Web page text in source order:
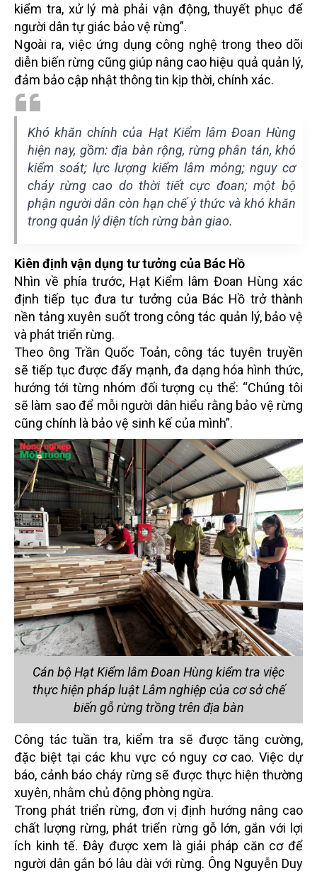
kiểm tra, xử lý mà phải vận động, thuyết phục để
người dân tự giác bảo vệ rừng”.
Ngoài ra, việc ứng dụng công nghệ trong theo dõi
diễn biến rừng cũng giúp nâng cao hiệu quả quản lý,
đảm bảo cập nhật thông tin kịp thời, chính xác.
Khó khăn chính của Hạt Kiểm lâm Đoan Hùng
hiện nay, gồm: địa bàn rộng, rừng phân tán, khó
kiểm soát; lực lượng kiểm lâm mỏng; nguy cơ
cháy rừng cao do thời tiết cực đoan; một bộ
phận người dân còn hạn chế ý thức và khó khăn
trong quản lý diện tích rừng bàn giao.
Kiên định vận dụng tư tưởng của Bác Hồ
Nhìn về phía trước, Hạt Kiểm lâm Đoan Hùng xác
định tiếp tục đưa tư tưởng của Bác Hồ trở thành
nền tảng xuyên suốt trong công tác quản lý, bảo vệ
và phát triển rừng.
Theo ông Trần Quốc Toản, công tác tuyên truyền
sẽ tiếp tục được đẩy mạnh, đa dạng hóa hình thức,
hướng tới từng nhóm đối tượng cụ thể: “Chúng tôi
sẽ làm sao để mỗi người dân hiểu rằng bảo vệ rừng
cũng chính là bảo vệ sinh kế của mình”.
Cán bộ Hạt Kiểm lâm Đoan Hùng kiểm tra việc
thực hiện pháp luật Lâm nghiệp của cơ sở chế
biến gỗ rừng trồng trên địa bàn
Công tác tuần tra, kiểm tra sẽ được tăng cường,
đặc biệt tại các khu vực có nguy cơ cao. Việc dự
báo, cảnh báo cháy rừng sẽ được thực hiện thường
xuyên, nhằm chủ động phòng ngừa.
Trong phát triển rừng, đơn vị định hướng nâng cao
chất lượng rừng, phát triển rừng gỗ lớn, gắn với lợi
ích kinh tế. Đây được xem là giải pháp căn cơ để
người dân gắn bó lâu dài với rừng. Ông Nguyễn Duy